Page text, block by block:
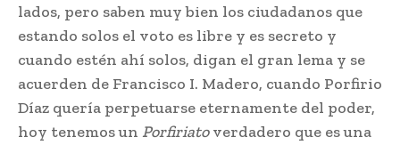
lados, pero saben muy bien los ciudadanos que
estando solos el voto es libre y es secreto y
cuando estén ahí solos, digan el gran lema y se
acuerden de Francisco I. Madero, cuando Porfirio
Díaz quería perpetuarse eternamente del poder,
hoy tenemos un Porfiriatoverdadero que es una